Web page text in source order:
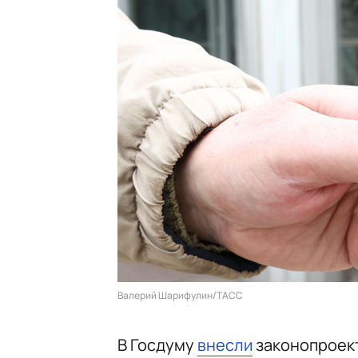
Валерий Шарифулин/ТАСС
В Госдуму внесли